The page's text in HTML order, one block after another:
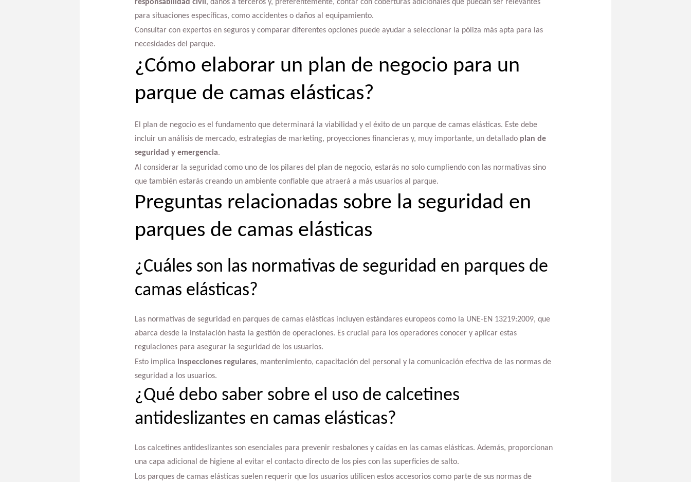
responsabilidad civil , daños a terceros y, preferentemente, contar con coberturas adicionales que puedan ser relevantes
para situaciones específicas, como accidentes o daños al equipamiento.
Consultar con expertos en seguros y comparar diferentes opciones puede ayudar a seleccionar la póliza más apta para las
necesidades del parque.
¿Cómo elaborar un plan de negocio para un
parque de camas elásticas?
El plan de negocio es el fundamento que determinará la viabilidad y el éxito de un parque de camas elásticas. Este debe
incluir un análisis de mercado, estrategias de marketing, proyecciones financieras y, muy importante, un detallado plan de
seguridad y emergencia.
Al considerar la seguridad como uno de los pilares del plan de negocio, estarás no solo cumpliendo con las normativas sino
que también estarás creando un ambiente confiable que atraerá a más usuarios al parque.
Preguntas relacionadas sobre la seguridad en
parques de camas elásticas
¿Cuáles son las normativas de seguridad en parques de
camas elásticas?
Las normativas de seguridad en parques de camas elásticas incluyen estándares europeos como la UNE-EN 13219:2009, que
abarca desde la instalación hasta la gestión de operaciones. Es crucial para los operadores conocer y aplicar estas
regulaciones para asegurar la seguridad de los usuarios.
Esto implica inspecciones regulares, mantenimiento, capacitación del personal y la comunicación efectiva de las normas de
seguridad a los usuarios.
¿Qué debo saber sobre el uso de calcetines
antideslizantes en camas elásticas?
Los calcetines antideslizantes son esenciales para prevenir resbalones y caídas en las camas elásticas. Además, proporcionan
una capa adicional de higiene al evitar el contacto directo de los pies con las superficies de salto.
Los parques de camas elásticas suelen requerir que los usuarios utilicen estos accesorios como parte de sus normas de